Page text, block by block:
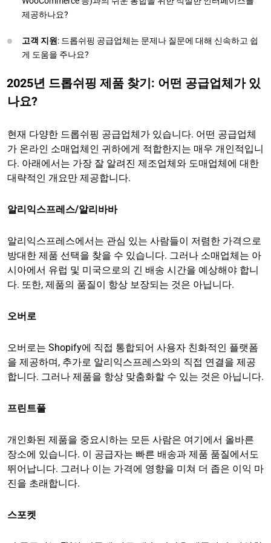
제공하나요?
고객 지원: 드롭쉬핑 공급업체는 문제나 질문에 대해 신속하고 쉽
게 도움을 주나요?
2025년 드롭쉬핑 제품 찾기: 어떤 공급업체가 있
나요?
현재 다양한 드롭쉬핑 공급업체가 있습니다. 어떤 공급업체
가 온라인 소매업체인 귀하에게 적합한지는 매우 개인적입니
다. 아래에서는 가장 잘 알려진 제조업체와 도매업체에 대한
대략적인 개요만 제공합니다.
알리익스프레스/알리바바
알리익스프레스에서는 관심 있는 사람들이 저렴한 가격으로
방대한 제품 선택을 찾을 수 있습니다. 그러나 소매업체는 아
시아에서 유럽 및 미국으로의 긴 배송 시간을 예상해야 합니
다. 또한, 제품의 품질이 항상 보장되는 것은 아닙니다.
오버로
오버로는 Shopify에 직접 통합되어 사용자 친화적인 플랫폼
을 제공하며, 추가로 알리익스프레스와의 직접 연결을 제공
합니다. 그러나 제품을 항상 맞춤화할 수 있는 것은 아닙니다.
프린트풀
개인화된 제품을 중요시하는 모든 사람은 여기에서 올바른
장소에 있습니다. 이 공급자는 빠른 배송과 제품 품질에서도
뛰어납니다. 그러나 이는 가격에 영향을 미쳐 더 좁은 이익 마
진을 초래합니다.
스포켓